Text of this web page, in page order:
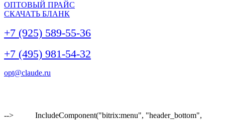
ОПТОВЫЙ ПРАЙС
СКАЧАТЬ БЛАНК
+7 (925) 589-55-36
+7 (495) 981-54-32
opt@claude.ru
-->
IncludeComponent("bitrix:menu", "header_bottom",